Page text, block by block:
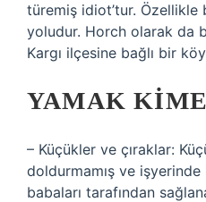
türemiş idiot’tur. Özellikle
yoludur. Horch olarak da
Kargı ilçesine bağlı bir
YAMAK
– Küçükler ve çıraklar:
doldurmamış ve işyerinde
babaları tarafından